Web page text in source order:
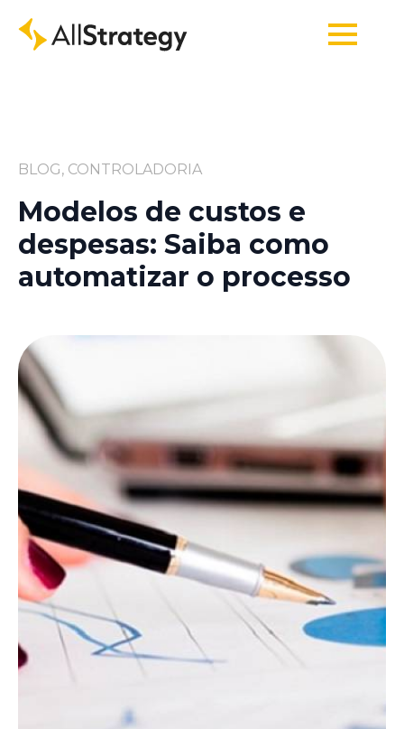
BLOG, CONTROLADORIA
Modelos de custos e
despesas: Saiba como
automatizar o processo